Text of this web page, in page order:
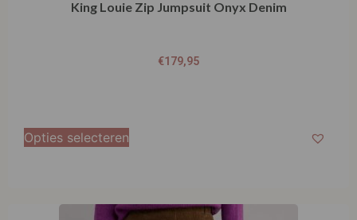
King Louie Zip Jumpsuit Onyx Denim
€179,95
Opties selecteren